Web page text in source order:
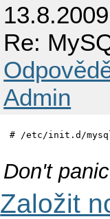
Re:
Admin
# /etc/init.d/
Don't
Založit